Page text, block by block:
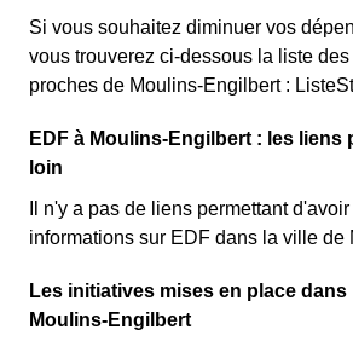
Si vous souhaitez diminuer vos
vous trouverez ci-dessous la liste
proches de Moulins-Engilbert :
EDF à Moulins-Engilbert : les liens
loin
Il n'y a pas de liens permettant
informations sur EDF dans la ville de
Les initiatives mises en place dans
Moulins-Engilbert